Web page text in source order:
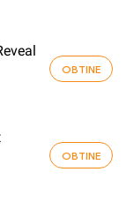
OBTINE
OBTINE